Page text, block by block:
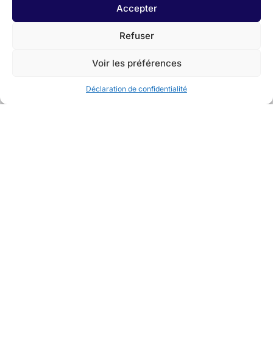
Accepter
Refuser
Voir les préférences
Déclaration de confidentialité